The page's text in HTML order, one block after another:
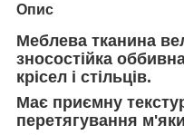
Опис
Меблева тканина
зносостійка
крісел і стільців.
Має приємну
перетягування